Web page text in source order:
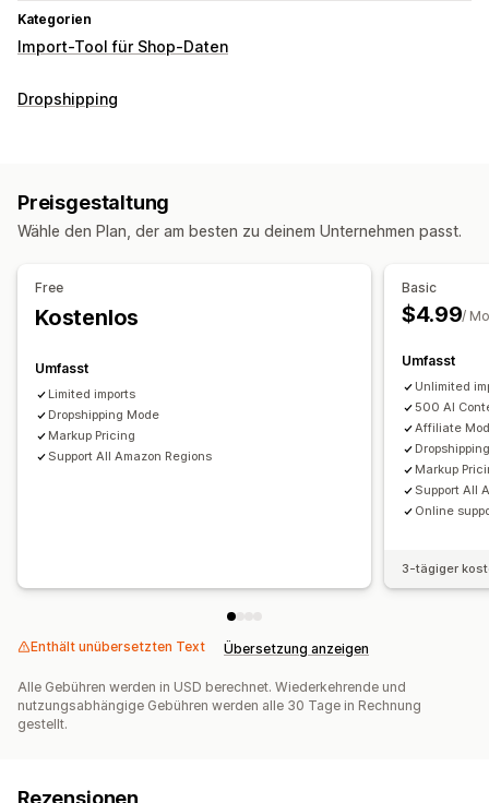
Kategorien
Import-Tool für Shop-Daten
Dropshipping
Preisgestaltung
Wähle den Plan, der am besten zu deinem Unternehmen passt.
Free
Kostenlos
Umfasst
Limited imports
Dropshipping Mode
Markup Pricing
Support All Amazon Regions
Basic
$4.99/
Umfasst
Unlimited
500 AI
Affiliate
Markup
Support All
Online
3-tägiger
Enthält unübersetzten Text Übersetzung anzeigen
Alle Gebühren werden in USD berechnet. Wiederkehrende und
nutzungsabhängige Gebühren werden alle 30 Tage in Rechnung
gestellt.